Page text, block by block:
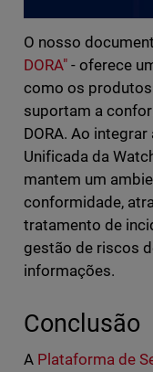
O nosso
DORA"- oferece
como os produtos
suportam a
DORA. Ao
Unificada da
mantem um
conformidade,
tratamento de
gestão de riscos
informações.
Conclusão
A Plataforma de